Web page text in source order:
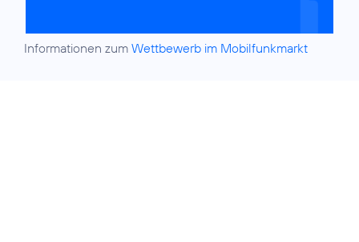
Informationen zum Wettbewerb im Mobilfunkmarkt